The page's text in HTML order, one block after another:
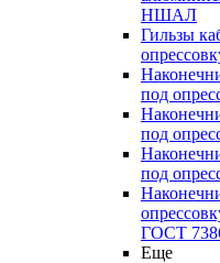
НШАЛ
Гильзы
под
под
под
ГОСТ
Еще